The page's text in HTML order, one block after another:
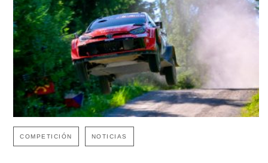
COMPETICIÓN NOTICIAS